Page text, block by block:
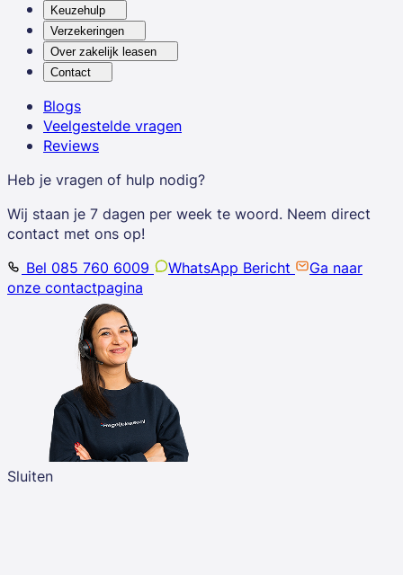
Keuzehulp
Verzekeringen
Over zakelijk leasen
Contact
Blogs
Veelgestelde vragen
Reviews
Heb je vragen of hulp nodig?
Wij staan je 7 dagen per week te woord. Neem direct
contact met ons op!
Bel 085 760 6009
WhatsApp Bericht
Ga naar
onze contactpagina
Sluiten